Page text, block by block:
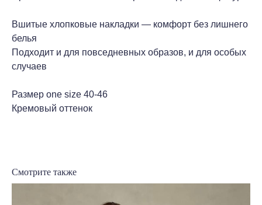
Вшитые хлопковые накладки — комфорт без лишнего
белья
Подходит и для повседневных образов, и для особых
случаев
Размер one size 40-46
Кремовый оттенок
Смотрите также